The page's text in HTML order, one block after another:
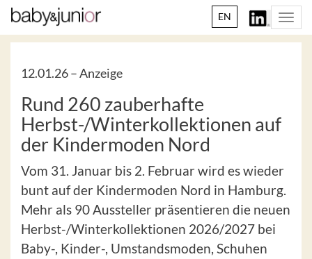
EN
12.01.26 –Anzeige
Rund 260 zauberhafte
Herbst-/Winterkollektionen auf
der Kindermoden Nord
Vom 31. Januar bis 2. Februar wird es wieder
bunt auf der Kindermoden Nord in Hamburg.
Mehr als 90 Aussteller präsentieren die neuen
Herbst-/Winterkollektionen 2026/2027 bei
Baby-, Kinder-, Umstandsmoden, Schuhen